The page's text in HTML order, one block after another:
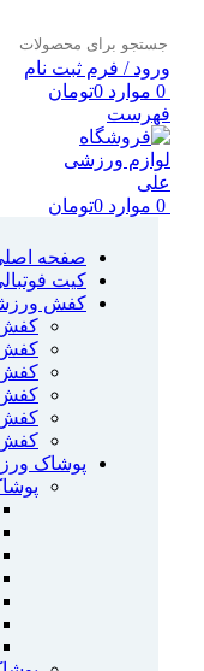
ورود / فرم ثبت نام
0 موارد 0تومان
فهرست
0 موارد 0تومان
صفحه
کیت
کفش
کفش
کفش
کفش
کفش
پوشاک